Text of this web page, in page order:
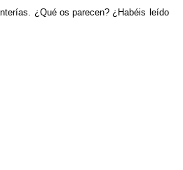
¿Qué os parecen? ¿Habéis leído